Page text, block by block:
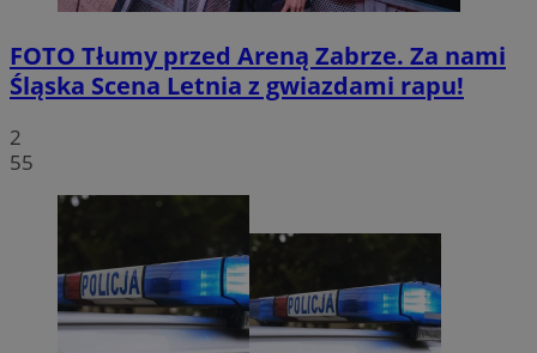
FOTO Tłumy przed Areną Zabrze. Za nami
Śląska Scena Letnia z gwiazdami rapu!
2
55